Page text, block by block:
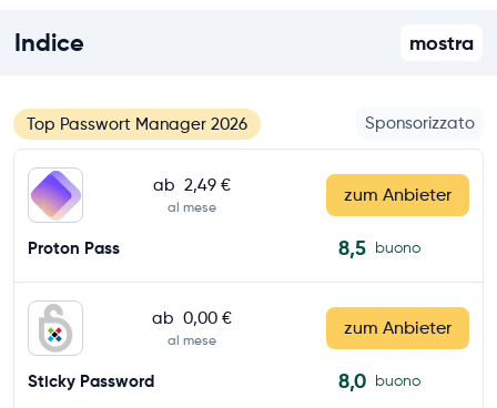
Indice mostra
Top Passwort Manager 2026 Sponsorizzato
ab 2,49 €
al mese
zum Anbieter
Proton Pass 8,5 buono
ab 0,00 €
al mese
zum Anbieter
Sticky Password 8,0 buono